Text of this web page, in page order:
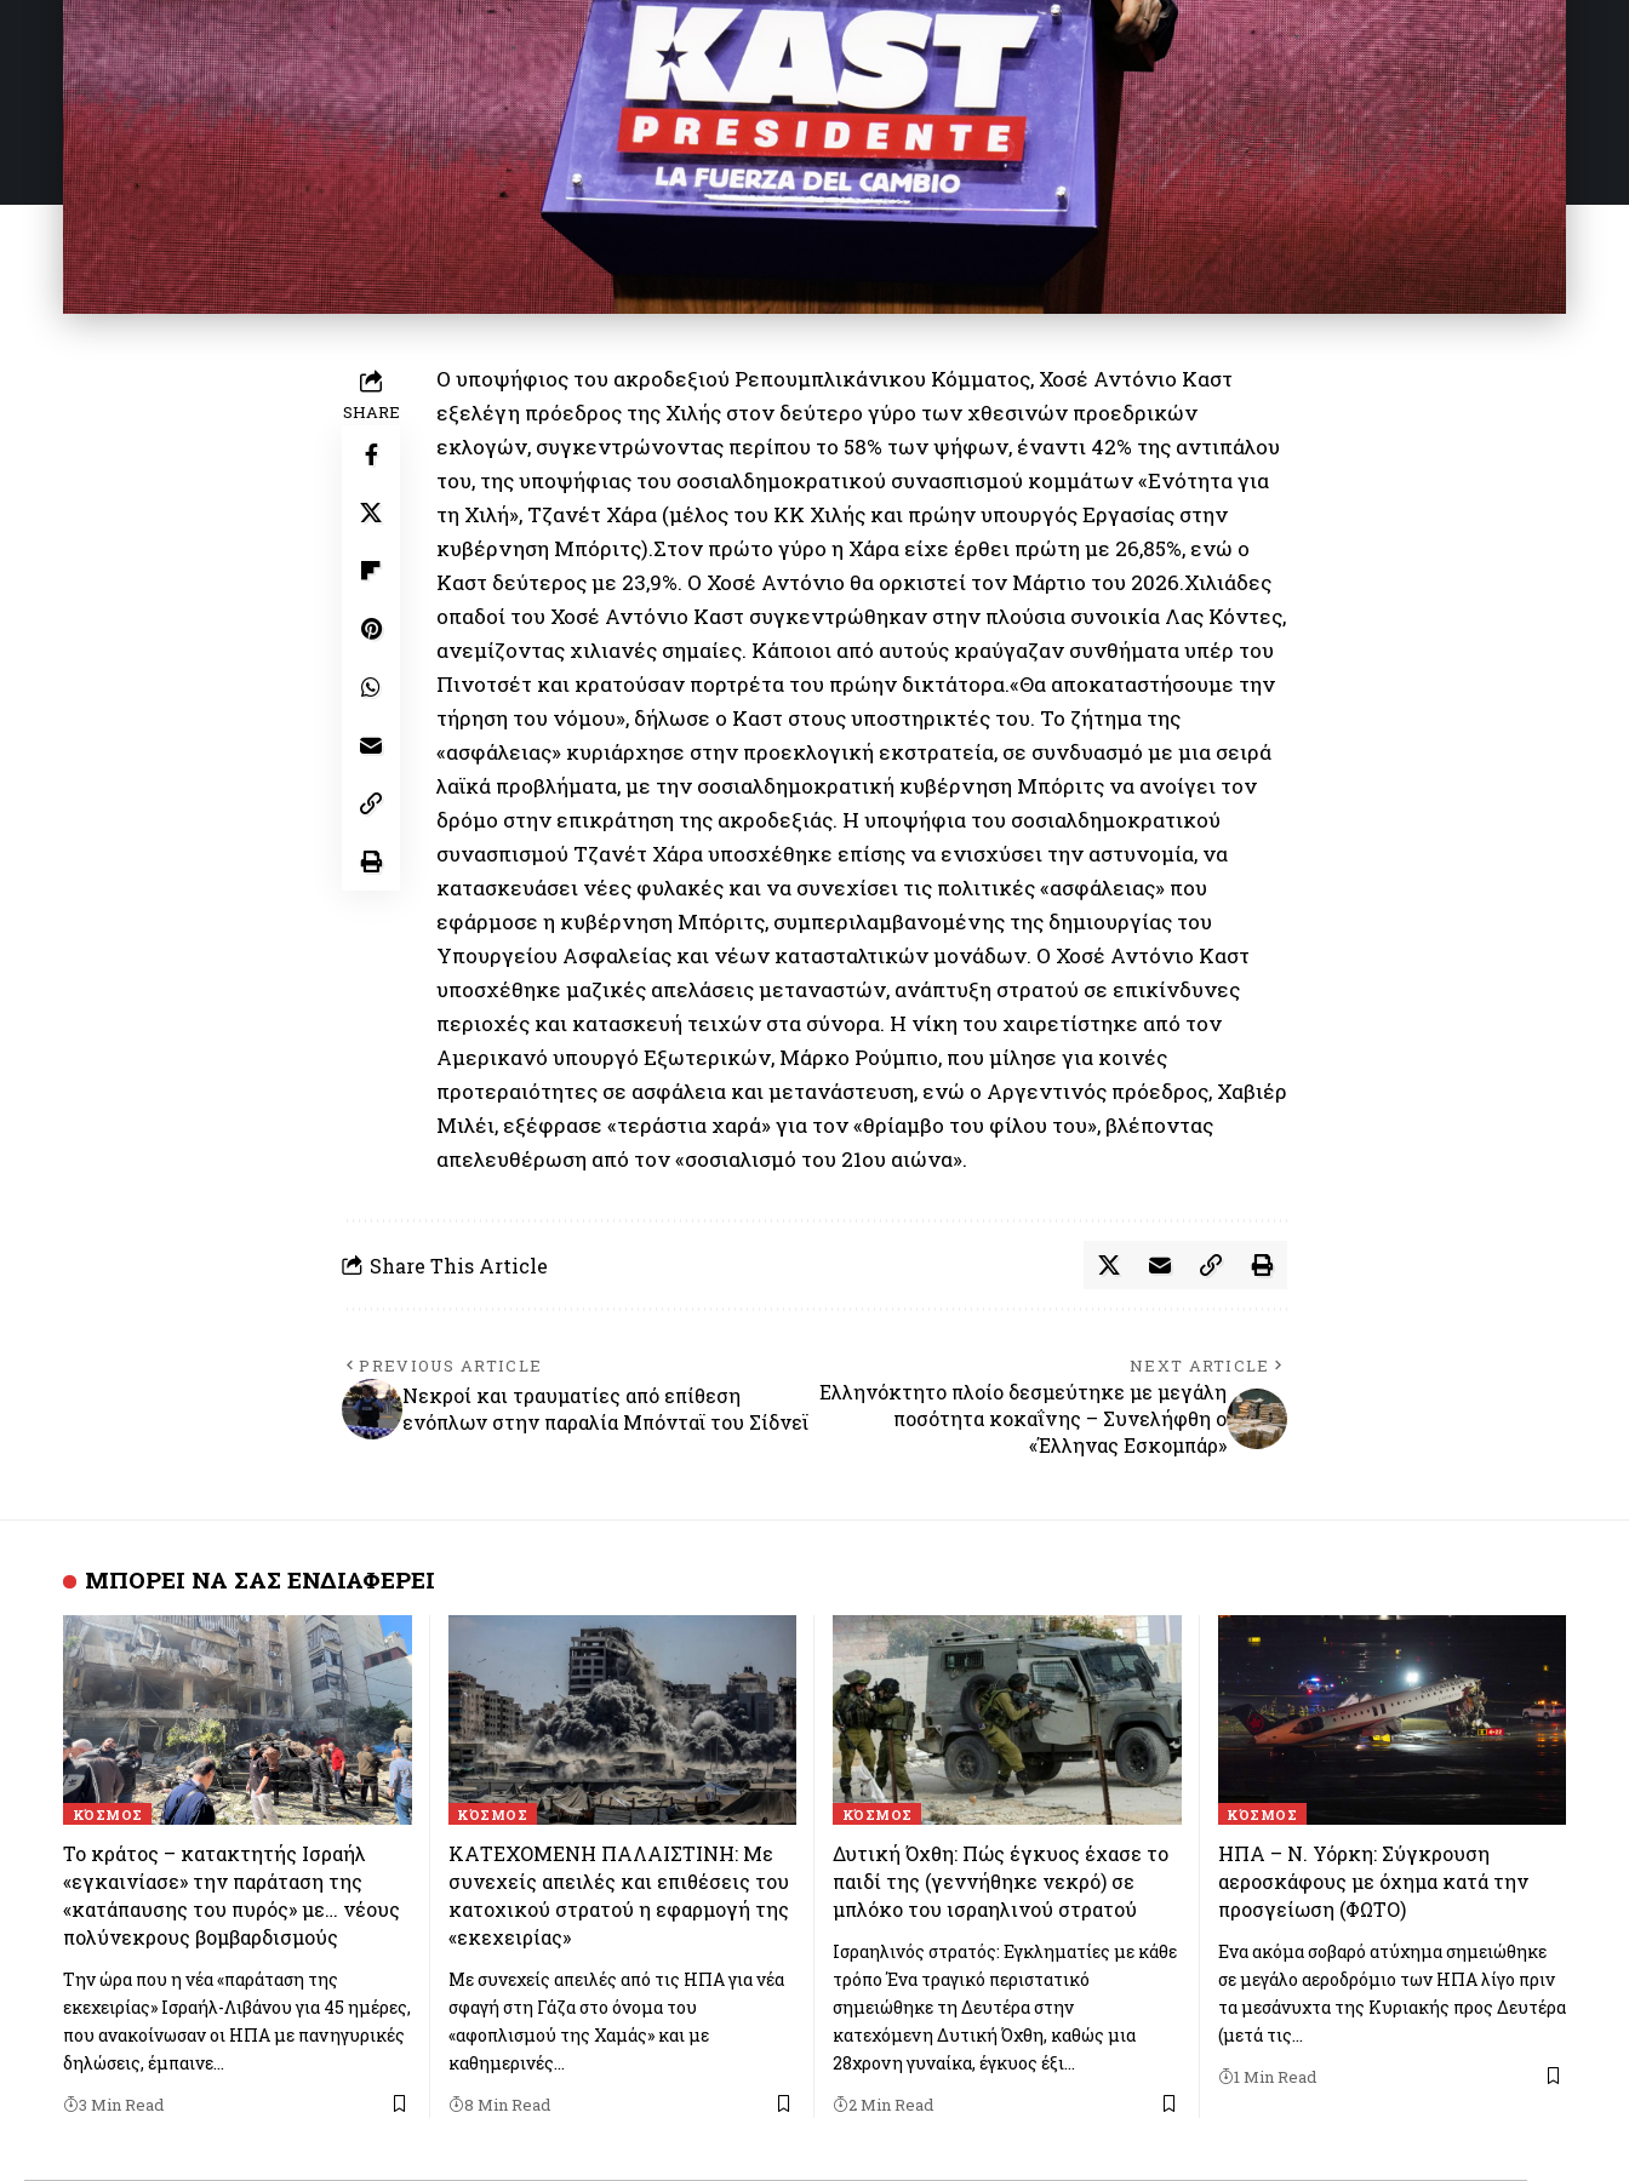
SHARE
Ο υποψήφιος του ακροδεξιού Ρεπουμπλικάνικου Κόμματος, Χοσέ Αντόνιο Καστ
εξελέγη πρόεδρος της Χιλής στον δεύτερο γύρο των χθεσινών προεδρικών
εκλογών, συγκεντρώνοντας περίπου το 58% των ψήφων, έναντι 42% της αντιπάλου
του, της υποψήφιας του σοσιαλδημοκρατικού συνασπισμού κομμάτων «Ενότητα για
τη Χιλή», Τζανέτ Χάρα (μέλος του ΚΚ Χιλής και πρώην υπουργός Εργασίας στην
κυβέρνηση Μπόριτς).Στον πρώτο γύρο η Χάρα είχε έρθει πρώτη με 26,85%, ενώ ο
Καστ δεύτερος με 23,9%. Ο Χοσέ Αντόνιο θα ορκιστεί τον Μάρτιο του 2026.Χιλιάδες
οπαδοί του Χοσέ Αντόνιο Καστ συγκεντρώθηκαν στην πλούσια συνοικία Λας Κόντες,
ανεμίζοντας χιλιανές σημαίες. Κάποιοι από αυτούς κραύγαζαν συνθήματα υπέρ του
Πινοτσέτ και κρατούσαν πορτρέτα του πρώην δικτάτορα.«Θα αποκαταστήσουμε την
τήρηση του νόμου», δήλωσε ο Καστ στους υποστηρικτές του. Το ζήτημα της
«ασφάλειας» κυριάρχησε στην προεκλογική εκστρατεία, σε συνδυασμό με μια σειρά
λαϊκά προβλήματα, με την σοσιαλδημοκρατική κυβέρνηση Μπόριτς να ανοίγει τον
δρόμο στην επικράτηση της ακροδεξιάς. Η υποψήφια του σοσιαλδημοκρατικού
συνασπισμού Τζανέτ Χάρα υποσχέθηκε επίσης να ενισχύσει την αστυνομία, να
κατασκευάσει νέες φυλακές και να συνεχίσει τις πολιτικές «ασφάλειας» που
εφάρμοσε η κυβέρνηση Μπόριτς, συμπεριλαμβανομένης της δημιουργίας του
Υπουργείου Ασφαλείας και νέων κατασταλτικών μονάδων. Ο Χοσέ Αντόνιο Καστ
υποσχέθηκε μαζικές απελάσεις μεταναστών, ανάπτυξη στρατού σε επικίνδυνες
περιοχές και κατασκευή τειχών στα σύνορα. Η νίκη του χαιρετίστηκε από τον
Αμερικανό υπουργό Εξωτερικών, Μάρκο Ρούμπιο, που μίλησε για κοινές
προτεραιότητες σε ασφάλεια και μετανάστευση, ενώ ο Αργεντινός πρόεδρος, Χαβιέρ
Μιλέι, εξέφρασε «τεράστια χαρά» για τον «θρίαμβο του φίλου του», βλέποντας
απελευθέρωση από τον «σοσιαλισμό του 21ου αιώνα».
Share This Article
PREVIOUS ARTICLE
Νεκροί και τραυματίες από επίθεση
ενόπλων στην παραλία Μπόνταϊ του Σίδνεϊ
NEXT ARTICLE
Ελληνόκτητο πλοίο δεσμεύτηκε με μεγάλη
ποσότητα κοκαΐνης – Συνελήφθη ο
«Έλληνας Εσκομπάρ»
ΜΠΟΡΕΙ ΝΑ ΣΑΣ ΕΝΔΙΑΦΕΡΕΙ
ΚΌΣΜΟΣ
Το κράτος – κατακτητής Ισραήλ
«εγκαινίασε» την παράταση της
«κατάπαυσης του πυρός» με… νέους
πολύνεκρους βομβαρδισμούς
Την ώρα που η νέα «παράταση της
εκεχειρίας» Ισραήλ-Λιβάνου για 45 ημέρες,
που ανακοίνωσαν οι ΗΠΑ με πανηγυρικές
δηλώσεις, έμπαινε…
3 Min Read
ΚΌΣΜΟΣ
ΚΑΤΕΧΟΜΕΝΗ ΠΑΛΑΙΣΤΙΝΗ: Με
συνεχείς απειλές και επιθέσεις του
κατοχικού στρατού η εφαρμογή της
«εκεχειρίας»
Με συνεχείς απειλές από τις ΗΠΑ για νέα
σφαγή στη Γάζα στο όνομα του
«αφοπλισμού της Χαμάς» και με
καθημερινές…
8 Min Read
ΚΌΣΜΟΣ
Δυτική Όχθη: Πώς έγκυος έχασε το
παιδί της (γεννήθηκε νεκρό) σε
μπλόκο του ισραηλινού στρατού
Ισραηλινός στρατός: Εγκληματίες με κάθε
τρόπο Ένα τραγικό περιστατικό
σημειώθηκε τη Δευτέρα στην
κατεχόμενη Δυτική Όχθη, καθώς μια
28χρονη γυναίκα, έγκυος έξι…
2 Min Read
ΚΌΣΜΟΣ
ΗΠΑ – Ν. Υόρκη: Σύγκρουση
αεροσκάφους με όχημα κατά την
προσγείωση (ΦΩΤΟ)
Ενα ακόμα σοβαρό ατύχημα σημειώθηκε
σε μεγάλο αεροδρόμιο των ΗΠΑ λίγο πριν
τα μεσάνυχτα της Κυριακής προς Δευτέρα
(μετά τις…
1 Min Read